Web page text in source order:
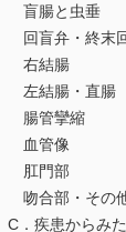
盲腸と虫垂
回盲弁・終末
右結腸
左結腸・直腸
腸管攣縮
血管像
肛門部
吻合部・その
C．疾患からみ